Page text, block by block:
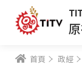
首頁 政經